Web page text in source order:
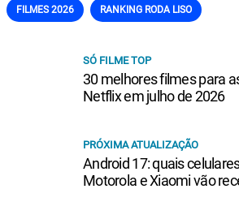
FILMES 2026 RANKING RODA LISO
SÓ FILME TOP
30 melhores filmes para
Netflix em julho de 2026
PRÓXIMA ATUALIZAÇÃO
Android 17: quais
Motorola e Xiaomi vão